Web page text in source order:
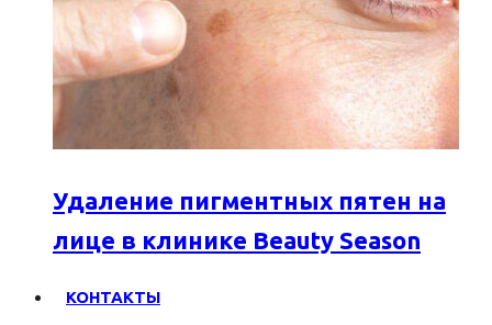
Удаление пигментных пятен на
лице в клинике Beauty Season
КОНТАКТЫ